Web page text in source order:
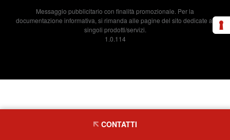
Messaggio pubblicitario con finalità promozionale. Per la
documentazione informativa, si rimanda alle pagine del sito dedicate ai
singoli prodotti/servizi.
1.0.114
CONTATTI